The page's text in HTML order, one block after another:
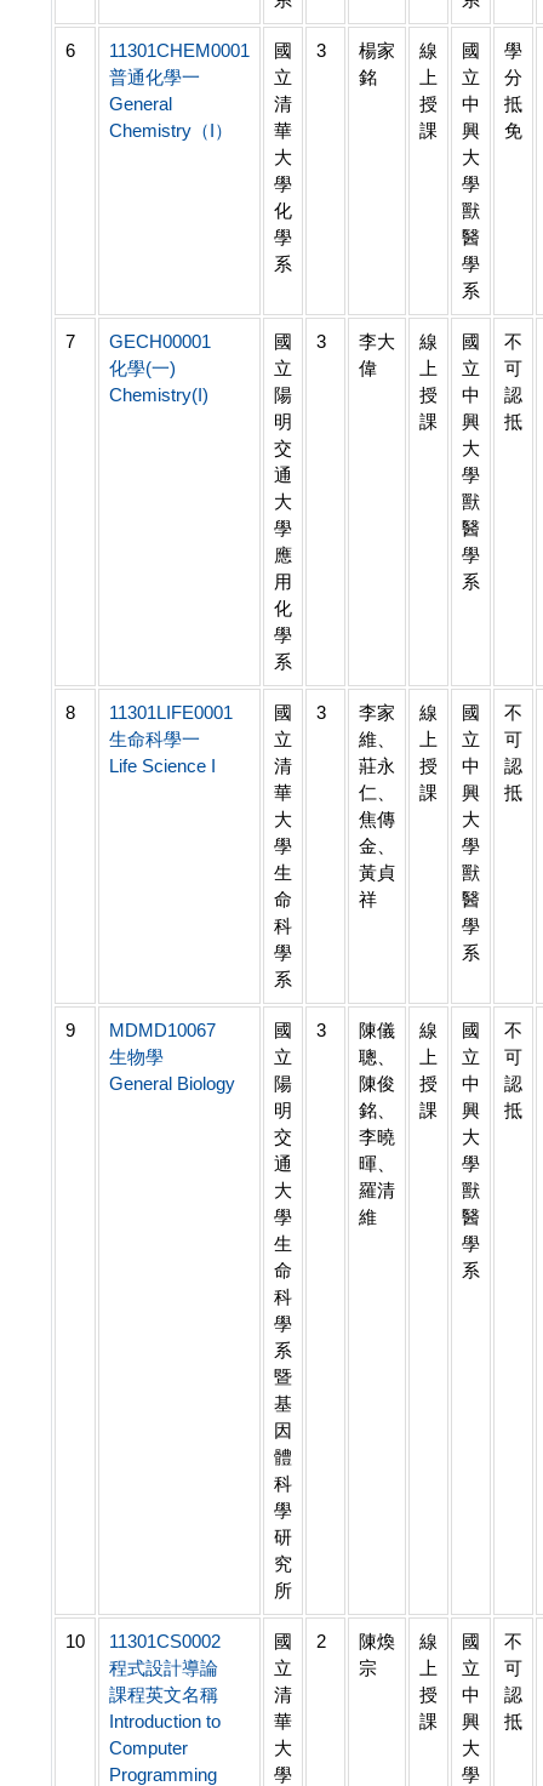
6
11301CHEM0001
普通化學一
General
Chemistry（I）
國
立
清
華
大
學
化
學
系
3
楊家
銘
線
上
授
課
國
立
中
興
大
學
獸
醫
學
系
學
分
抵
免
7
GECH00001
化學(一)
Chemistry(I)
國
立
陽
明
交
通
大
學
應
用
化
學
系
3
李大
偉
線
上
授
課
國
立
中
興
大
學
獸
醫
學
系
不
可
認
抵
8
11301LIFE0001
生命科學一
Life Science I
國
立
清
華
大
學
生
命
科
學
系
3
李家
維、
莊永
仁、
焦傳
金、
黃貞
祥
線
上
授
課
國
立
中
興
大
學
獸
醫
學
系
不
可
認
抵
9
MDMD10067
生物學
General Biology
國
立
陽
明
交
通
大
學
生
命
科
學
系
暨
基
因
體
科
學
研
究
所
3
陳儀
聰、
陳俊
銘、
李曉
暉、
羅清
維
線
上
授
課
國
立
中
興
大
學
獸
醫
學
系
不
可
認
抵
10
11301CS0002
程式設計導論
課程英文名稱
Introduction to
Computer
Programming
國
立
清
華
大
學
2
陳煥
宗
線
上
授
課
國
立
中
興
大
學
不
可
認
抵